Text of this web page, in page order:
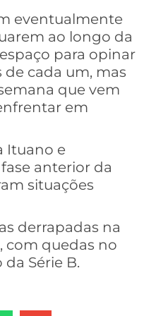
eventualmente
ao longo da
para opinar
cada um, mas
que vem
em
Ituano e
anterior da
situações
derrapadas na
com quedas no
Série B.